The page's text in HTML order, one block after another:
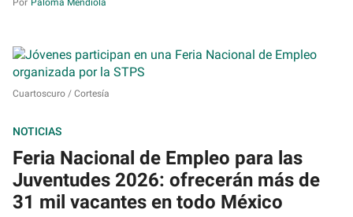
Cuartoscuro / Cortesía
NOTICIAS
Feria Nacional de Empleo para las
Juventudes 2026: ofrecerán más de
31 mil vacantes en todo México